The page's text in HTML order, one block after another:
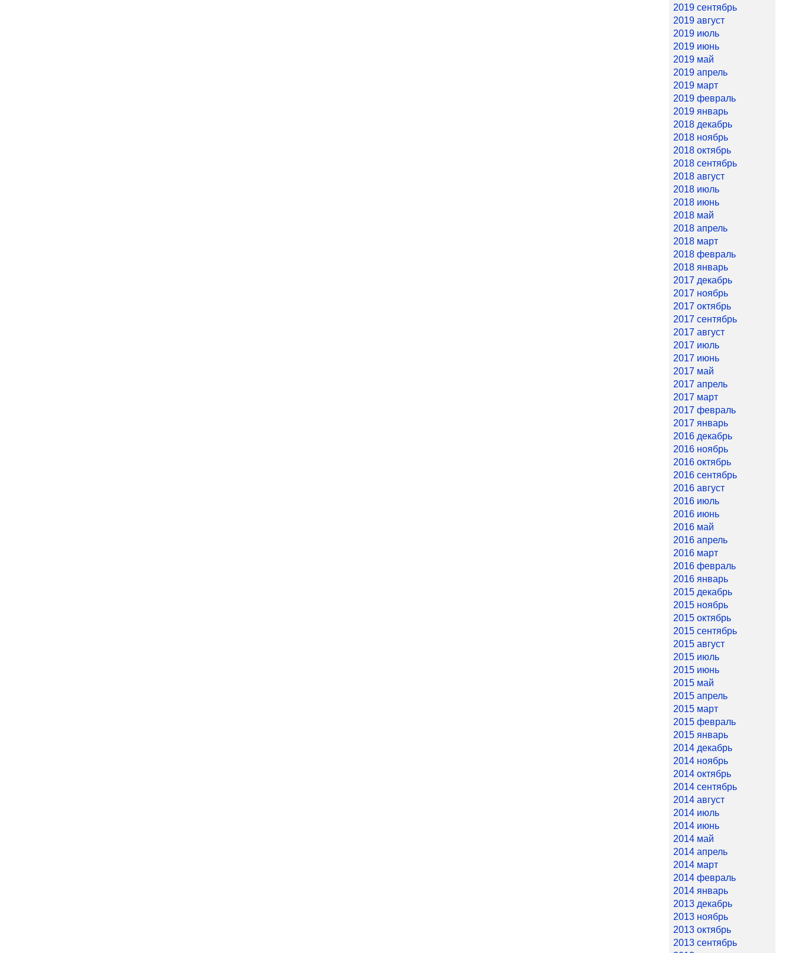
2019 сентябрь
2019 август
2019 июль
2019 июнь
2019 май
2019 апрель
2019 март
2019 февраль
2019 январь
2018 декабрь
2018 ноябрь
2018 октябрь
2018 сентябрь
2018 август
2018 июль
2018 июнь
2018 май
2018 апрель
2018 март
2018 февраль
2018 январь
2017 декабрь
2017 ноябрь
2017 октябрь
2017 сентябрь
2017 август
2017 июль
2017 июнь
2017 май
2017 апрель
2017 март
2017 февраль
2017 январь
2016 декабрь
2016 ноябрь
2016 октябрь
2016 сентябрь
2016 август
2016 июль
2016 июнь
2016 май
2016 апрель
2016 март
2016 февраль
2016 январь
2015 декабрь
2015 ноябрь
2015 октябрь
2015 сентябрь
2015 август
2015 июль
2015 июнь
2015 май
2015 апрель
2015 март
2015 февраль
2015 январь
2014 декабрь
2014 ноябрь
2014 октябрь
2014 сентябрь
2014 август
2014 июль
2014 июнь
2014 май
2014 апрель
2014 март
2014 февраль
2014 январь
2013 декабрь
2013 ноябрь
2013 октябрь
2013 сентябрь